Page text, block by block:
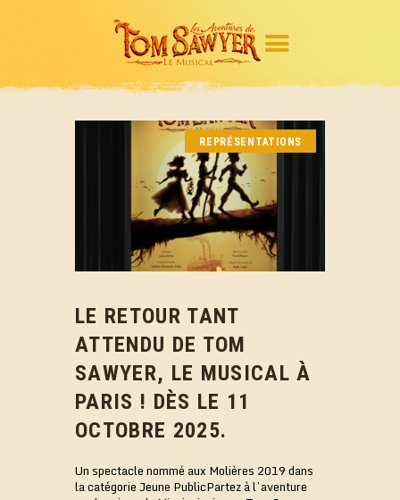
Le spectacle
Actualités
Contact
Billetterie
REPRÉSENTATIONS
LE RETOUR TANT
ATTENDU DE TOM
SAWYER, LE MUSICAL À
PARIS ! DÈS LE 11
OCTOBRE 2025.
Un spectacle nommé aux Molières 2019 dans
la catégorie Jeune PublicPartez à l’aventure